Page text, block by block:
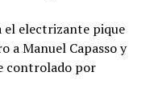
el electrizante pique
a Manuel Capasso y
controlado por